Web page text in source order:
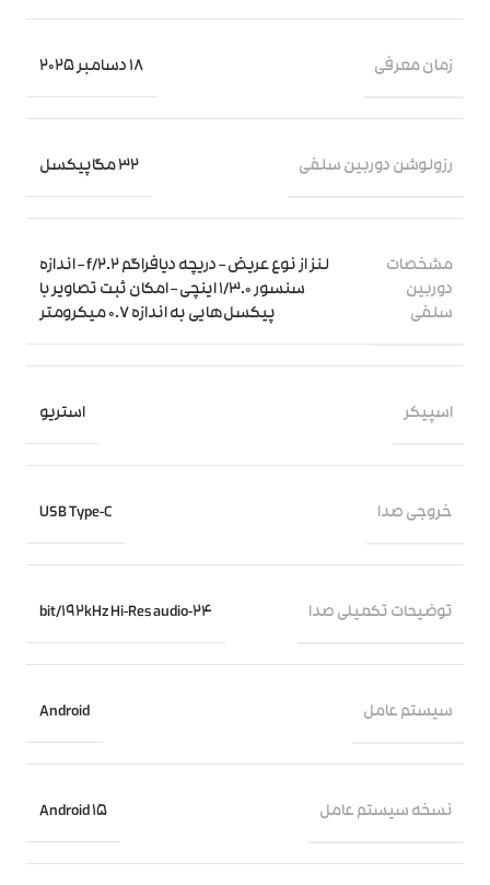
زمان معرفی 18 دسامبر 2025
رزولوشن دوربین سلفی 32 مگاپیکسل
مشخصات
دوربین
سلفی
لنز از نوع عریض – دریچه دیافراگم f/2.2 – اندازه
سنسور 1/3.0 اینچی – امکان ثبت تصاویر با
پیکسل‌هایی به اندازه 0.7 میکرومتر
اسپیکر استریو
خروجی صدا USB Type-C
توضیحات تکمیلی صدا 24-bit/192kHz Hi-Res audio
سیستم عامل Android
نسخه سیستم عامل Android 15